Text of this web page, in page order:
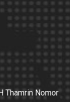
Thamrin Nomor